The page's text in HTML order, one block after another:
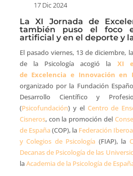
17 Dic 2024
La XI Jornada de
también puso el foco
artificial y en el deporte y
El pasado viernes, 13 de diciembre,
de la Psicología acogió la XI
de Excelencia e Innovación en
organizado por la Fundación
Desarrollo Científico y
(Psicofundación) y el Centro de
Cisneros, con la promoción del
de España(COP), la Federación
y Colegios de Psicología (FIAP), la
Decanas de Psicología de las
laAcademia de la Psicología de